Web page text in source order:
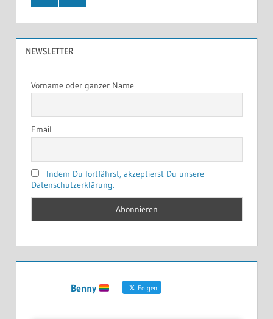
NEWSLETTER
Vorname oder ganzer Name
Email
Indem Du fortfährst, akzeptierst Du unsere
Datenschutzerklärung.
Benny Folgen